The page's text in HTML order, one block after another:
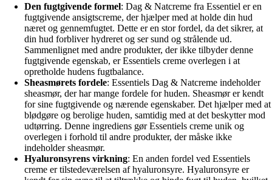
Den fugtgivende formel: Dag & Natcreme fra Essentiel er en
fugtgivende ansigtscreme, der hjælper med at holde din hud
næret og gennemfugtet. Dette er en stor fordel, da det sikrer, at
din hud forbliver hydreret og ser sund og strålende ud.
Sammenlignet med andre produkter, der ikke tilbyder denne
fugtgivende egenskab, er Essentiels creme overlegen i at
opretholde hudens fugtbalance.
Sheasmørets fordele: Essentiels Dag & Natcreme indeholder
sheasmør, der har mange fordele for huden. Sheasmør er kendt
for sine fugtgivende og nærende egenskaber. Det hjælper med at
blødgøre og berolige huden, samtidig med at det beskytter mod
udtørring. Denne ingrediens gør Essentiels creme unik og
overlegen i forhold til andre produkter, der måske ikke
indeholder sheasmør.
Hyaluronsyrens virkning: En anden fordel ved Essentiels
creme er tilstedeværelsen af hyaluronsyre. Hyaluronsyre er